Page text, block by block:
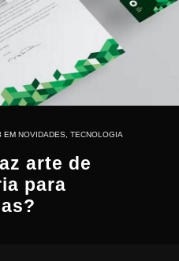
EM NOVIDADES, TECNOLOGIA
arte de
para